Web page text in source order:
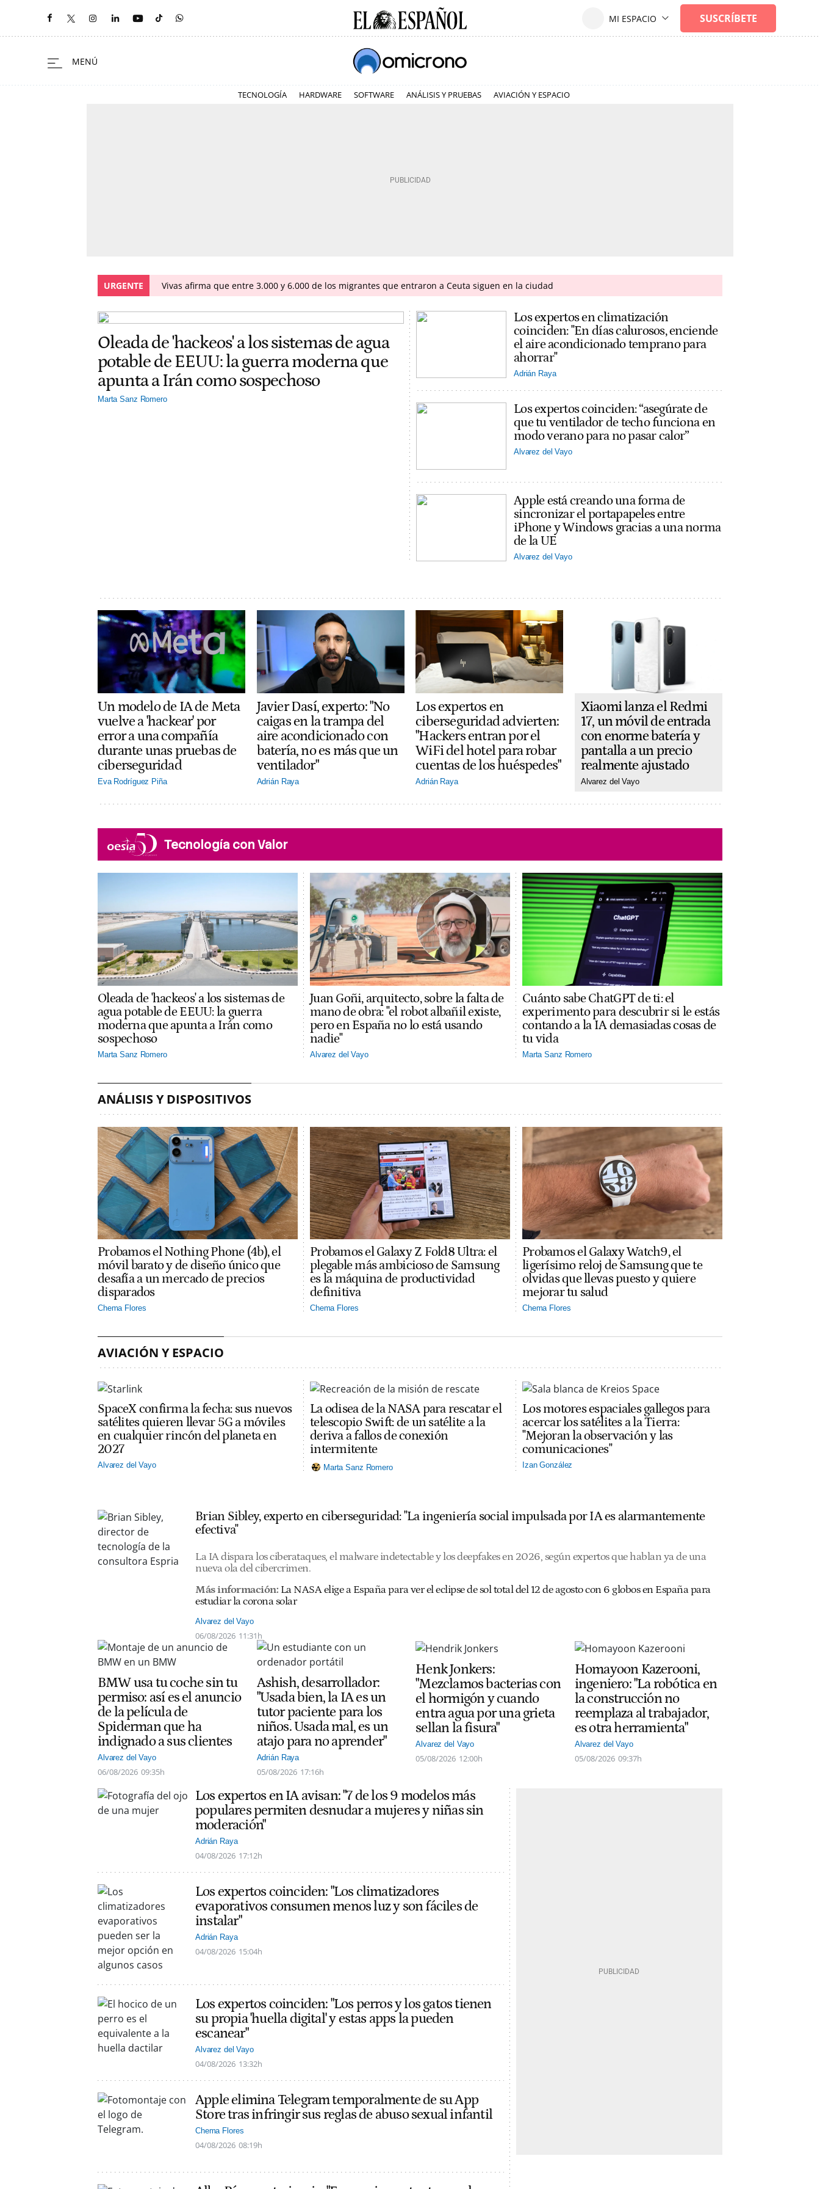
TECNOLOGÍA HARDWARE SOFTWARE ANÁLISIS Y PRUEBAS AVIACIÓN Y ESPACIO
URGENTE Vivas afirma que entre 3.000 y 6.000 de los migrantes que entraron a Ceuta siguen en la ciudad
Oleada de 'hackeos' a los sistemas de agua
potable de EEUU: la guerra moderna que
apunta a Irán como sospechoso
Marta Sanz Romero
Los expertos en climatización
coinciden: "En días calurosos, enciende
el aire acondicionado temprano para
ahorrar"
Adrián Raya
Los expertos coinciden: “asegúrate de
que tu ventilador de techo funciona en
modo verano para no pasar calor”
Alvarez del Vayo
Apple está creando una forma de
sincronizar el portapapeles entre
iPhone y Windows gracias a una norma
de la UE
Alvarez del Vayo
Un modelo de IA de Meta
vuelve a 'hackear' por
error a una compañía
durante unas pruebas de
ciberseguridad
Eva Rodríguez Piña
Javier Dasí, experto: "No
caigas en la trampa del
aire acondicionado con
batería, no es más que un
ventilador"
Adrián Raya
Los expertos en
ciberseguridad advierten:
"Hackers entran por el
WiFi del hotel para robar
cuentas de los huéspedes"
Adrián Raya
Xiaomi lanza el Redmi
17, un móvil de entrada
con enorme batería y
pantalla a un precio
realmente ajustado
Alvarez del Vayo
Tecnología con Valor
Oleada de 'hackeos' a los sistemas de
agua potable de EEUU: la guerra
moderna que apunta a Irán como
sospechoso
Marta Sanz Romero
Juan Goñi, arquitecto, sobre la falta de
mano de obra: "el robot albañil existe,
pero en España no lo está usando
nadie"
Alvarez del Vayo
Cuánto sabe ChatGPT de ti: el
experimento para descubrir si le estás
contando a la IA demasiadas cosas de
tu vida
Marta Sanz Romero
ANÁLISIS Y DISPOSITIVOS
Probamos el Nothing Phone (4b), el
móvil barato y de diseño único que
desafía a un mercado de precios
disparados
Chema Flores
Probamos el Galaxy Z Fold8 Ultra: el
plegable más ambicioso de Samsung
es la máquina de productividad
definitiva
Chema Flores
Probamos el Galaxy Watch9, el
ligerísimo reloj de Samsung que te
olvidas que llevas puesto y quiere
mejorar tu salud
Chema Flores
AVIACIÓN Y ESPACIO
SpaceX confirma la fecha: sus nuevos
satélites quieren llevar 5G a móviles
en cualquier rincón del planeta en
2027
Alvarez del Vayo
La odisea de la NASA para rescatar el
telescopio Swift: de un satélite a la
deriva a fallos de conexión
intermitente
Marta Sanz Romero
Los motores espaciales gallegos para
acercar los satélites a la Tierra:
"Mejoran la observación y las
comunicaciones"
Izan González
Brian Sibley, experto en ciberseguridad: "La ingeniería social impulsada por IA es alarmantemente
efectiva"
La IA dispara los ciberataques, el malware indetectable y los deepfakes en 2026, según expertos que hablan ya de una
nueva ola del cibercrimen.
Más información: La NASA elige a España para ver el eclipse de sol total del 12 de agosto con 6 globos en España para
estudiar la corona solar
Alvarez del Vayo
06/08/2026 11:31h
BMW usa tu coche sin tu
permiso: así es el anuncio
de la película de
Spiderman que ha
indignado a sus clientes
Alvarez del Vayo
06/08/2026 09:35h
Ashish, desarrollador:
"Usada bien, la IA es un
tutor paciente para los
niños. Usada mal, es un
atajo para no aprender"
Adrián Raya
05/08/2026 17:16h
Henk Jonkers:
"Mezclamos bacterias con
el hormigón y cuando
entra agua por una grieta
sellan la fisura"
Alvarez del Vayo
05/08/2026 12:00h
Homayoon Kazerooni,
ingeniero: "La robótica en
la construcción no
reemplaza al trabajador,
es otra herramienta"
Alvarez del Vayo
05/08/2026 09:37h
Los expertos en IA avisan: "7 de los 9 modelos más
populares permiten desnudar a mujeres y niñas sin
moderación"
Adrián Raya
04/08/2026 17:12h
Los expertos coinciden: "Los climatizadores
evaporativos consumen menos luz y son fáciles de
instalar"
Adrián Raya
04/08/2026 15:04h
Los expertos coinciden: "Los perros y los gatos tienen
su propia 'huella digital' y estas apps la pueden
escanear"
Alvarez del Vayo
04/08/2026 13:32h
Apple elimina Telegram temporalmente de su App
Store tras infringir sus reglas de abuso sexual infantil
Chema Flores
04/08/2026 08:19h